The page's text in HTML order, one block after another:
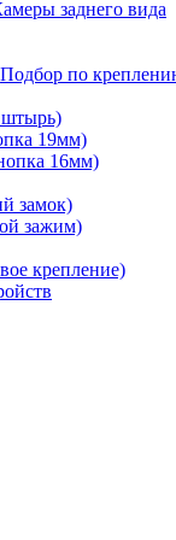
заднего вида
Подбор по
штырь)
19мм)
16мм)
замок)
зажим)
крепление)